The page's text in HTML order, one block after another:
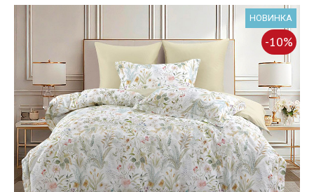
НОВИНКА
-10%